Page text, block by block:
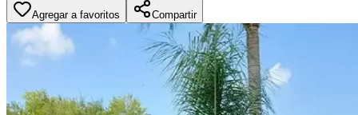
Agregar a favoritos Compartir